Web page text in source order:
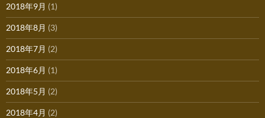
2018年9月 (1)
2018年8月 (3)
2018年7月 (2)
2018年6月 (1)
2018年5月 (2)
2018年4月 (2)